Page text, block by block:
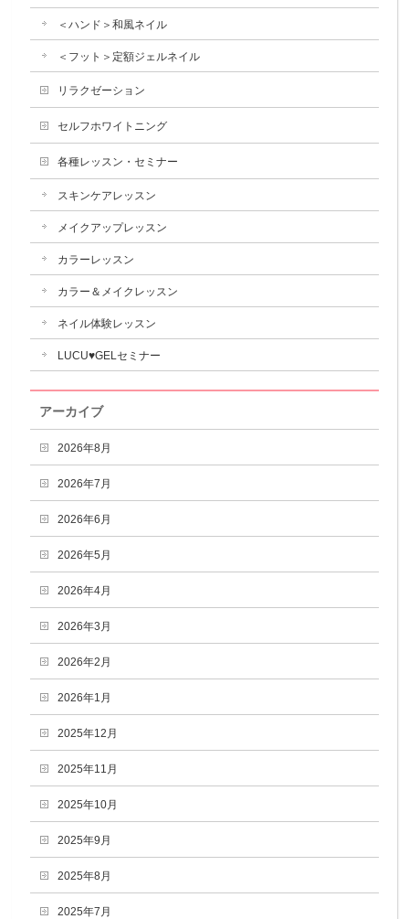
＜ハンド＞和風ネイル
＜フット＞定額ジェルネイル
リラクゼーション
セルフホワイトニング
各種レッスン・セミナー
スキンケアレッスン
メイクアップレッスン
カラーレッスン
カラー＆メイクレッスン
ネイル体験レッスン
LUCU♥GELセミナー
アーカイブ
2026年8月
2026年7月
2026年6月
2026年5月
2026年4月
2026年3月
2026年2月
2026年1月
2025年12月
2025年11月
2025年10月
2025年9月
2025年8月
2025年7月